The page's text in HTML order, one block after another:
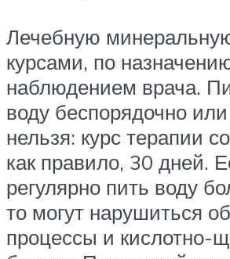
Лечебную
курсами, по
наблюдением врача.
воду беспорядочно
нельзя: курс терапии
как правило, 30 дней.
регулярно пить воду
то могут нарушиться
процессы и кислотно-